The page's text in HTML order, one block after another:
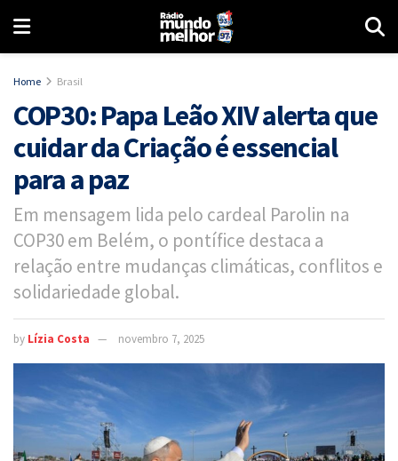
Home Brasil
COP30: Papa Leão XIV alerta que
cuidar da Criação é essencial
para a paz
Em mensagem lida pelo cardeal Parolin na
COP30 em Belém, o pontífice destaca a
relação entre mudanças climáticas, conflitos e
solidariedade global.
by Lízia Costa novembro 7, 2025